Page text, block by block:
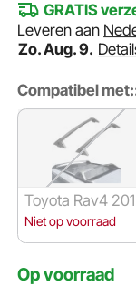
GRATIS
Leveren aan
Zo. Aug. 9.
Compatibel
Toyota Rav4
-2023
Niet op voorraad
Op voorraad